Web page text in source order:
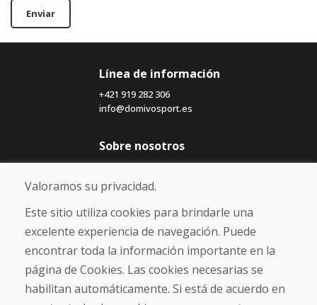
Enviar
Línea de información
+421 919 282 306
info@domivosport.es
Sobre nosotros
Blog
Sobre nosotros
Comercio
Contacto
Compra
Tienda electrónica
Envío y pago
Valoramos su privacidad.
Este sitio utiliza cookies para brindarle una
excelente experiencia de navegación. Puede
encontrar toda la información importante en la
página de Cookies. Las cookies necesarias se
habilitan automáticamente. Si está de acuerdo en